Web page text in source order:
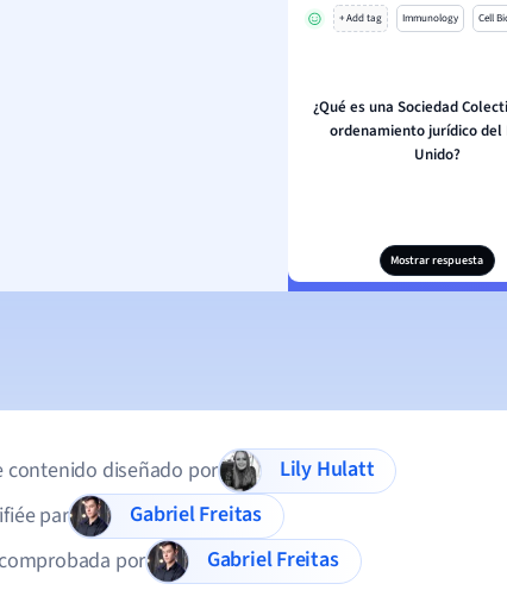
+ Add tag Immunology Cell
¿Qué es una Sociedad
ordenamiento jurídico del
Unido?
Mostrar respuesta
contenido diseñado por
Lily Hulatt
par
Gabriel Freitas
por
Gabriel Freitas